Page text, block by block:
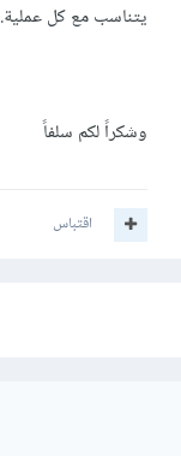
يتناسب مع كل عملية.
وشكراً لكم سلفاً
اقتباس